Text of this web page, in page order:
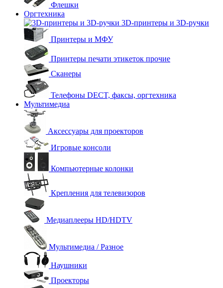
Флешки
Оргтехника
3D-принтеры и 3D-ручки
Принтеры и МФУ
Принтеры печати этикеток прочие
Сканеры
Телефоны DECT, факсы, оргтехника
Мультимедиа
Аксессуары для проекторов
Игровые консоли
Компьютерные колонки
Крепления для телевизоров
Медиаплееры HD/HDTV
Мультимедиа / Разное
Наушники
Проекторы